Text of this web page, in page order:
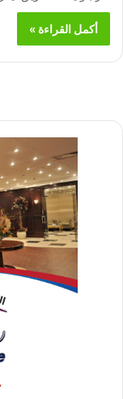
أكمل القراءة »